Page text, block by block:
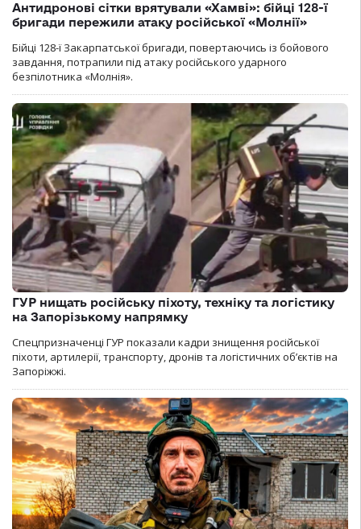
Антидронові сітки врятували «Хамві»: бійці 128-ї
бригади пережили атаку російської «Молнії»
Бійці 128-ї Закарпатської бригади, повертаючись із бойового
завдання, потрапили під атаку російського ударного
безпілотника «Молнія».
ГУР нищать російську піхоту, техніку та логістику
на Запорізькому напрямку
Спецпризначенці ГУР показали кадри знищення російської
піхоти, артилерії, транспорту, дронів та логістичних об’єктів на
Запоріжжі.